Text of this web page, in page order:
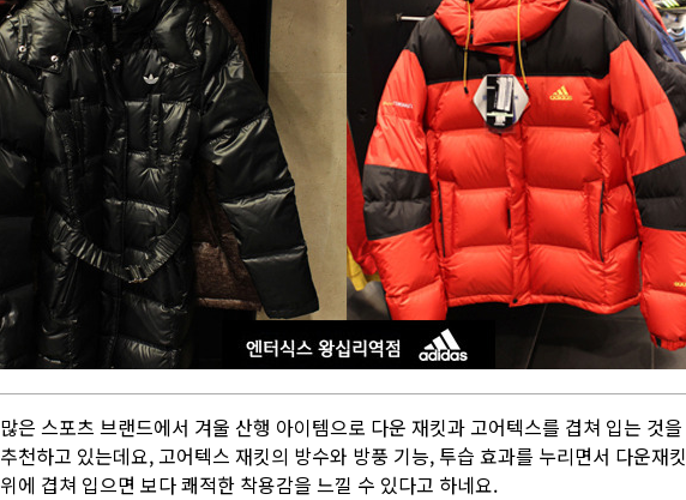
많은 스포츠 브랜드에서 겨울 산행 아이템으로 다운 재킷과 고어텍스를 겹쳐 입는 것을
추천하고 있는데요, 고어텍스 재킷의 방수와 방풍 기능, 투습 효과를 누리면서 다운재킷
위에 겹쳐 입으면 보다 쾌적한 착용감을 느낄 수 있다고 하네요.